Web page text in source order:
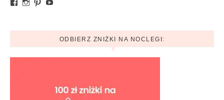
ODBIERZ ZNIŻKI NA NOCLEGI: